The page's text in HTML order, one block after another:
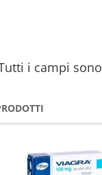
i campi